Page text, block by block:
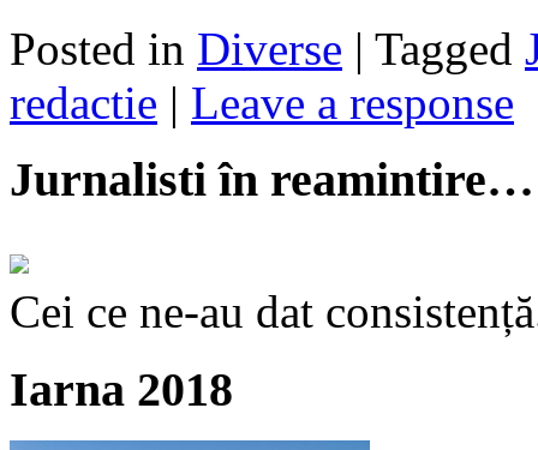
Posted in Diverse | Tagged
redactie | Leave a response
Jurnalisti în reamintire…
Cei ce ne-au dat
Iarna 2018